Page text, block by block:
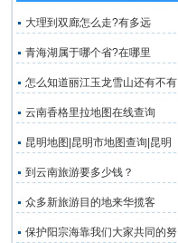
大理到双廊怎么走?有多远
青海湖属于哪个省?在哪里
怎么知道丽江玉龙雪山还有不有
云南香格里拉地图在线查询
昆明地图|昆明市地图查询|昆明
到云南旅游要多少钱？
众多新旅游目的地来华揽客
保护阳宗海靠我们大家共同的努